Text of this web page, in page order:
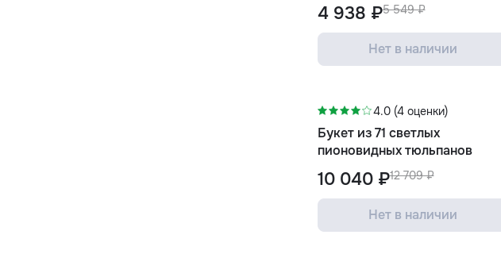
5 549 ₽
4 938 ₽
Нет в наличии
4.0 (4 оценки)
Букет из 71 светлых
пионовидных тюльпанов
12 709 ₽
10 040 ₽
Нет в наличии